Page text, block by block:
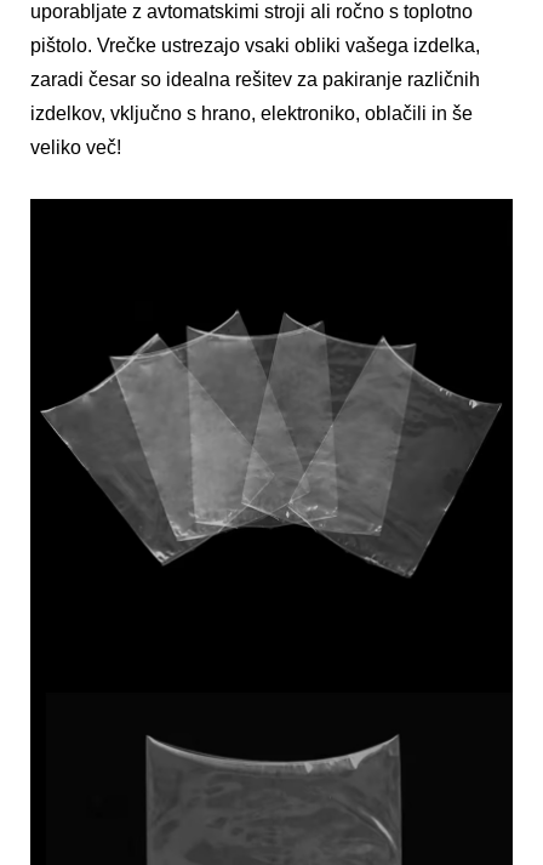
uporabljate z avtomatskimi stroji ali ročno s toplotno
pištolo. Vrečke ustrezajo vsaki obliki vašega izdelka,
zaradi česar so idealna rešitev za pakiranje različnih
izdelkov, vključno s hrano, elektroniko, oblačili in še
veliko več!